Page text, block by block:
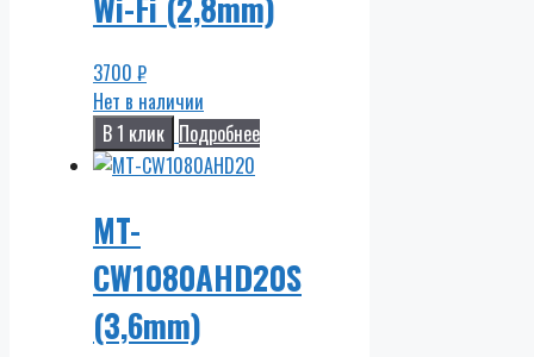
3700 ₽
Нет в наличии
В 1 клик Подробнее
MT-
CW1080AHD20S
(3,6mm)